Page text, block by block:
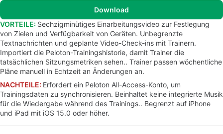
Download
VORTEILE: Sechzigminütiges Einarbeitungsvideo zur Festlegung
von Zielen und Verfügbarkeit von Geräten. Unbegrenzte
Textnachrichten und geplante Video-Check-ins mit Trainern.
Importiert die Peloton-Trainingshistorie, damit Trainer die
tatsächlichen Sitzungsmetriken sehen.. Trainer passen wöchentliche
Pläne manuell in Echtzeit an Änderungen an.
NACHTEILE: Erfordert ein Peloton All-Access-Konto, um
Trainingsdaten zu synchronisieren. Beinhaltet keine integrierte Musik
für die Wiedergabe während des Trainings.. Begrenzt auf iPhone
und iPad mit iOS 15.0 oder höher.